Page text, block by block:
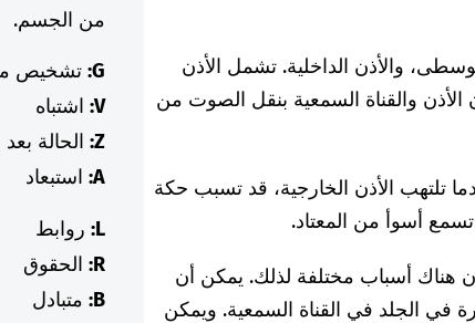
الوسطى، والأذن الداخلية. تشمل الأذن
الأذن والقناة السمعية بنقل الصوت من
تلتهب الأذن الخارجية، قد تسبب حكة
أسوأ من المعتاد.
هناك أسباب مختلفة لذلك. يمكن أن
في الجلد في القناة السمعية. ويمكن
من الجسم.
G: تشخيص
V: اشتباه
Z: الحالة بعد
A: استبعاد
L: روابط
R: الحقوق
B: متبادل